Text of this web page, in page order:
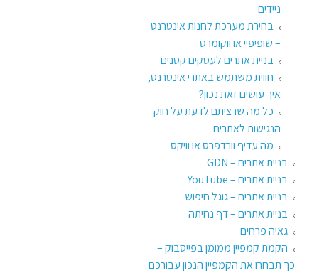
ניידים
בחירת מערכת לחנות אינטרנט
– שופיפיי או ווקומרס
בניית אתרים לעסקים קטנים
חווית משתמש באתרי אינטרנט,
איך עושים זאת נכון?
כל מה שרציתם לדעת על חוק
הנגישות לאתרים
מה עדיף וורדפרס או וויקס
בניית אתרים – GDN
בניית אתרים – YouTube
בניית אתרים – גוגל חיפוש
בניית אתרים – דף נחיתה
גאיה פרחים
הקמת קמפיין ממומן בפייסבוק –
כך תבחרו את הקמפיין הנכון עבורכם